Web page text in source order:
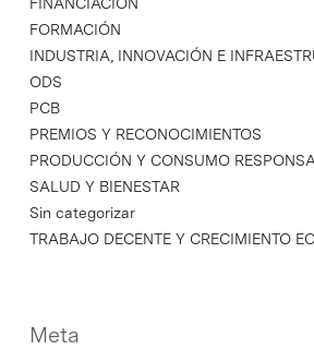
FORMACIÓN
INDUSTRIA, INNOVACIÓN E
ODS
PCB
PREMIOS Y RECONOCIMIENTOS
PRODUCCIÓN Y CONSUMO
SALUD Y BIENESTAR
Sin categorizar
TRABAJO DECENTE Y CRECIMIENTO
Meta